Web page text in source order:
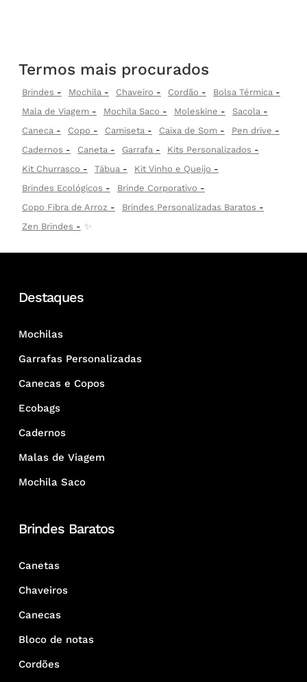
Termos mais procurados
Brindes Mochila Chaveiro Cordão
Bolsa Térmica
Mala de Viagem
Mochila Saco Moleskine
Sacola
Caneca
Copo Camiseta Caixa de Som
Pen drive
Cadernos
Caneta Garrafa
Kits Personalizados
Kit Churrasco
Tábua
Kit Vinho e Queijo
Brindes Ecológicos
Brinde Corporativo
Copo Fibra de Arroz
Brindes Personalizadas Baratos
Zen Brindes
✨
Destaques
Mochilas
Garrafas Personalizadas
Canecas e Copos
Ecobags
Cadernos
Malas de Viagem
Mochila Saco
Brindes Baratos
Canetas
Chaveiros
Canecas
Bloco de notas
Cordões